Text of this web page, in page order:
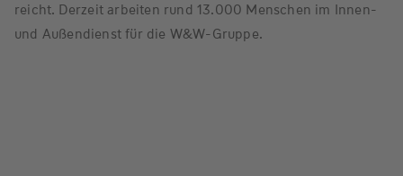
reicht. Derzeit arbeiten rund 13.000 Menschen im Innen-
und Außendienst für die W&W-Gruppe.